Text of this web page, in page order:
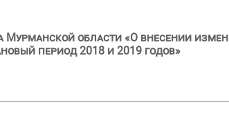
Мурманской области «О внесении
период 2018 и 2019 годов»